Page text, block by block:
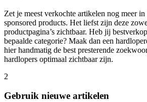
Zet je meest verkochte artikelen nog meer
sponsored products. Het liefst zijn deze
productpagina’s zichtbaar. Heb jij
bepaalde categorie? Maak dan een
hier handmatig de best presterende
hardlopers optimaal zichtbaar zijn.
2
Gebruik nieuwe artikelen